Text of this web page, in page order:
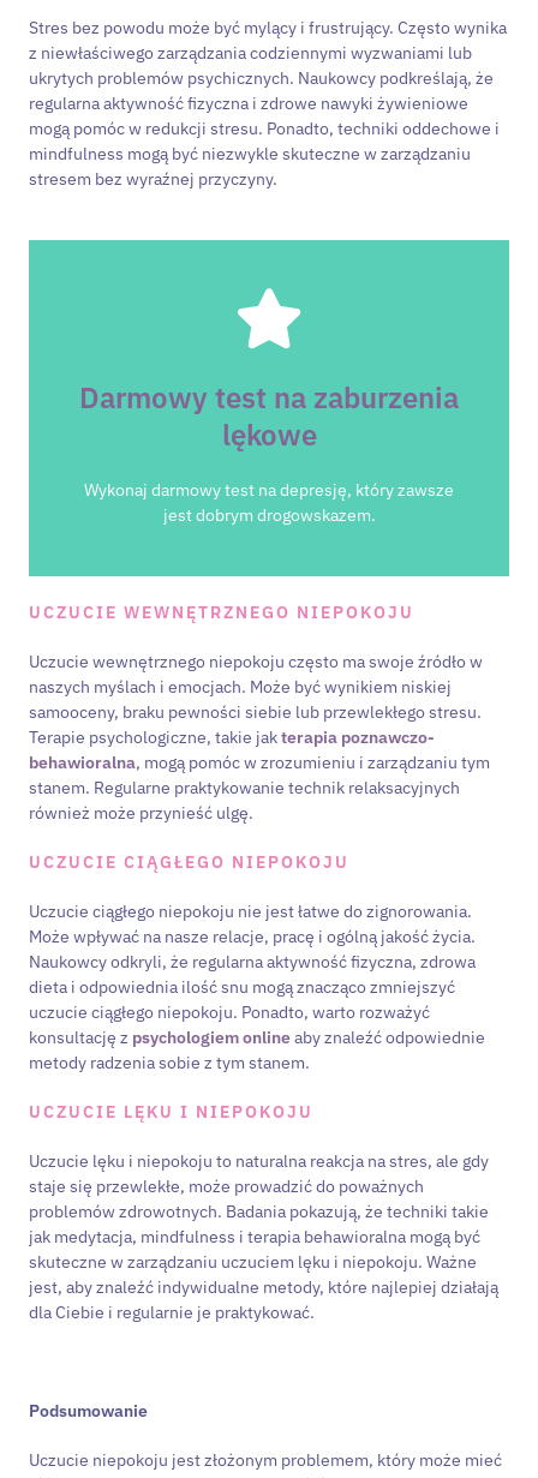
Stres bez powodu może być mylący i frustrujący. Często wynika
z niewłaściwego zarządzania codziennymi wyzwaniami lub
ukrytych problemów psychicznych. Naukowcy podkreślają, że
regularna aktywność fizyczna i zdrowe nawyki żywieniowe
mogą pomóc w redukcji stresu. Ponadto, techniki oddechowe i
mindfulness mogą być niezwykle skuteczne w zarządzaniu
stresem bez wyraźnej przyczyny.
Darmowy test na zaburzenia
lękowe
Wykonaj darmowy test na depresję, który zawsze
jest dobrym drogowskazem.
Darmowy test na zaburzenia
lękowe
Kliknij w przycisk "zrób test"
Zrób test
UCZUCIE WEWNĘTRZNEGO NIEPOKOJU
Uczucie wewnętrznego niepokoju często ma swoje źródło w
naszych myślach i emocjach. Może być wynikiem niskiej
samooceny, braku pewności siebie lub przewlekłego stresu.
Terapie psychologiczne, takie jakterapia poznawczo-
behawioralna, mogą pomóc w zrozumieniu i zarządzaniu tym
stanem. Regularne praktykowanie technik relaksacyjnych
również może przynieść ulgę.
UCZUCIE CIĄGŁEGO NIEPOKOJU
Uczucie ciągłego niepokoju nie jest łatwe do zignorowania.
Może wpływać na nasze relacje, pracę i ogólną jakość życia.
Naukowcy odkryli, że regularna aktywność fizyczna, zdrowa
dieta i odpowiednia ilość snu mogą znacząco zmniejszyć
uczucie ciągłego niepokoju. Ponadto, warto rozważyć
konsultację z psychologiem onlineaby znaleźć odpowiednie
metody radzenia sobie z tym stanem.
UCZUCIE LĘKU I NIEPOKOJU
Uczucie lęku i niepokoju to naturalna reakcja na stres, ale gdy
staje się przewlekłe, może prowadzić do poważnych
problemów zdrowotnych. Badania pokazują, że techniki takie
jak medytacja, mindfulness i terapia behawioralna mogą być
skuteczne w zarządzaniu uczuciem lęku i niepokoju. Ważne
jest, aby znaleźć indywidualne metody, które najlepiej działają
dla Ciebie i regularnie je praktykować.
Podsumowanie
Uczucie niepokoju jest złożonym problemem, który może mieć